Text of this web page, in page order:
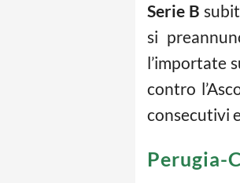
Serie B
si
l’importate
contro
consecutivi
Perugia-